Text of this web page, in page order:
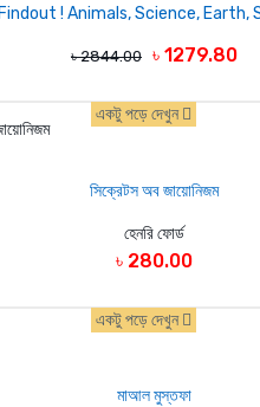
! Animals, Science, Earth,
৳ 2844.00 ৳ 1279.80
একটু পড়ে দেখুন
সিক্রেটস অব জায়োনিজম
হেনরি ফোর্ড
৳ 280.00
একটু পড়ে দেখুন
মাআল মুস্তফা